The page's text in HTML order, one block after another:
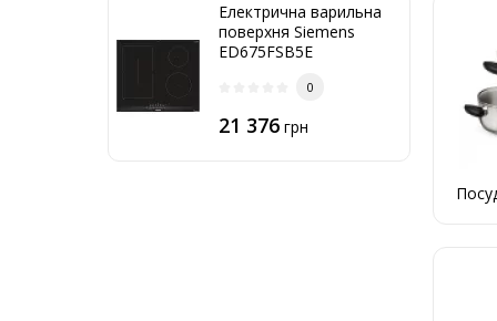
Електрична варильна
поверхня Siemens
ED675FSB5E
0
21 376 грн